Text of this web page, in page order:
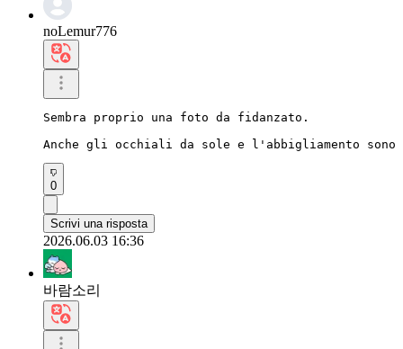
noLemur776
Sembra proprio una foto da fidanzato.
Anche gli occhiali da sole e l'abbigliamento
0
Scrivi una risposta
2026.06.03 16:36
바람소리